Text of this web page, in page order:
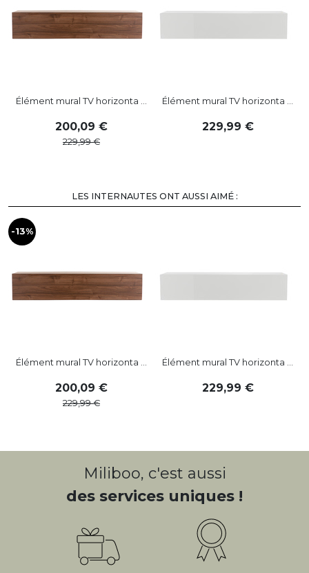
Élément mural TV horizonta ...
200,09
229,99
Élément mural TV horizonta ...
229,99
LES INTERNAUTES ONT AUSSI AIMÉ :
-13%
Élément mural TV horizonta ...
200,09
229,99
Élément mural TV horizonta ...
229,99
Miliboo, c'est aussi
des services uniques !